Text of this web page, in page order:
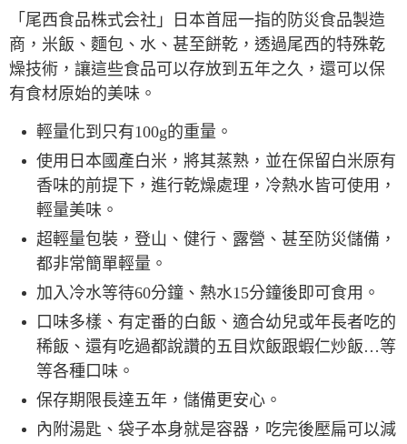
7-11取貨付款
每筆NT$60，滿NT$490(含以上)免運費
付款後7-11取貨
每筆NT$60，滿NT$490(含以上)免運費
宅配
每筆NT$80，滿NT$490(含以上)免運費
離島宅配
每筆NT$80，滿NT$490(含以上)免運費
付款後門市自取
免運費
「尾西食品株式会社」日本首屈一指的防災食品製造
商，米飯、麵包、水、甚至餅乾，透過尾西的特殊乾
燥技術，讓這些食品可以存放到五年之久，還可以保
有食材原始的美味。
輕量化到只有100g的重量。
使用日本國產白米，將其蒸熟，並在保留白米原有
香味的前提下，進行乾燥處理，冷熱水皆可使用，
輕量美味。
超輕量包裝，登山、健行、露營、甚至防災儲備，
都非常簡單輕量。
加入冷水等待60分鐘、熱水15分鐘後即可食用。
口味多樣、有定番的白飯、適合幼兒或年長者吃的
稀飯、還有吃過都說讚的五目炊飯跟蝦仁炒飯…等
等各種口味。
保存期限長達五年，儲備更安心。
內附湯匙、袋子本身就是容器，吃完後壓扁可以減